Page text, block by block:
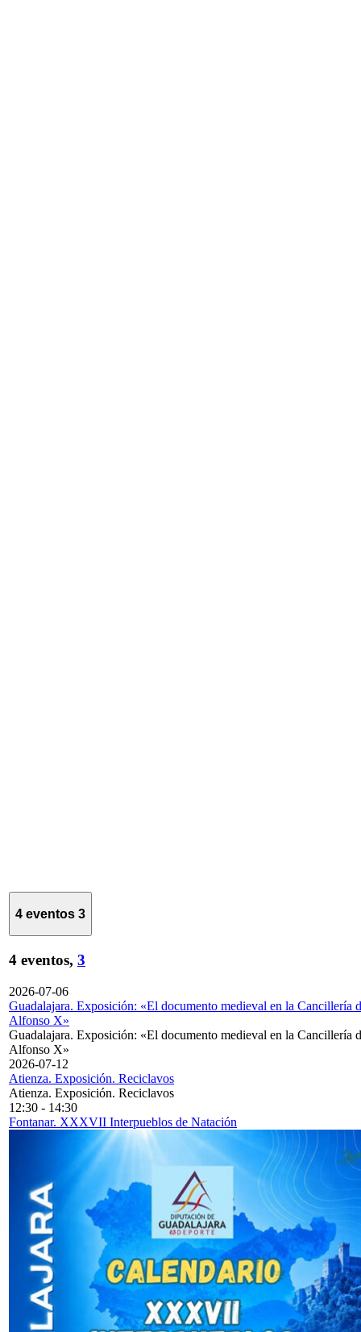
4 eventos 3
4 eventos, 3
2026-07-06
Guadalajara. Exposición: «El documento medieval en la Cancillería
Alfonso X»
Guadalajara. Exposición: «El documento medieval en la Cancillería
Alfonso X»
2026-07-12
Atienza. Exposición. Reciclavos
Atienza. Exposición. Reciclavos
12:30 - 14:30
Fontanar. XXXVII Interpueblos de Natación